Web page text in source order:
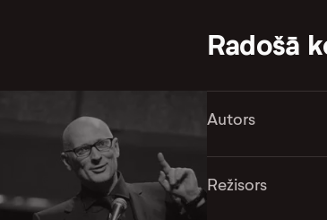
Radošā
Autors
Režisors